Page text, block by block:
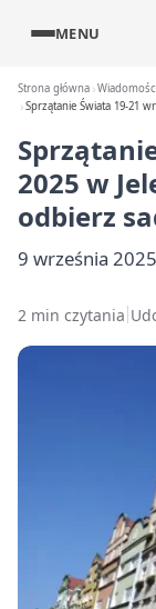
MENU
Strona główna
Sprzątanie Świata 19-21
2025 w
odbierz
9 września 2025
2 min czytania